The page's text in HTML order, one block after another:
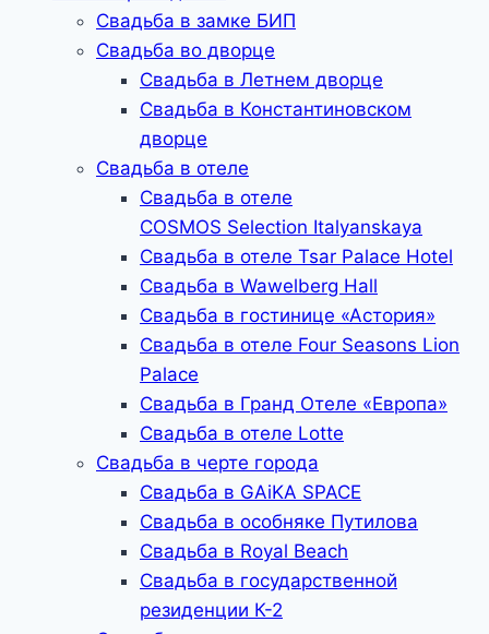
Свадьба в замке БИП
Свадьба во дворце
Свадьба в Летнем дворце
Свадьба в Константиновском
дворце
Свадьба в отеле
Свадьба в отеле
COSMOS Selection Italyanskaya
Свадьба в отеле Tsar Palace Hotel
Свадьба в Wawelberg Hall
Свадьба в гостинице «Астория»
Свадьба в отеле Four Seasons Lion
Palace
Свадьба в Гранд Отеле «Европа»
Свадьба в отеле Lotte
Свадьба в черте города
Свадьба в GAiKA SPACE
Свадьба в особняке Путилова
Свадьба в Royal Beach
Свадьба в государственной
резиденции К-2